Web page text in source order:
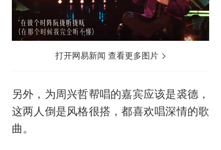
打开网易新闻 查看更多图片
另外，为周兴哲帮唱的嘉宾应该是裘德，
这两人倒是风格很搭，都喜欢唱深情的歌
曲。